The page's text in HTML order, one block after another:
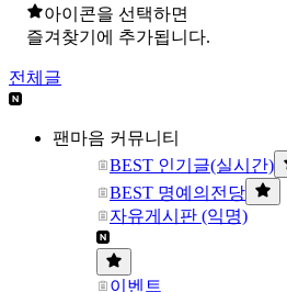
아이콘을 선택하면
즐겨찾기에 추가됩니다.
전체글
팬마음 커뮤니티
BEST 인기글(실시간)
BEST 명예의전당
자유게시판 (익명)
이벤트